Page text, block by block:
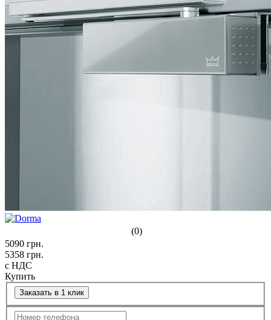
(0)
5090 грн.
5358 грн.
с НДС
Купить
Заказать в 1 клик